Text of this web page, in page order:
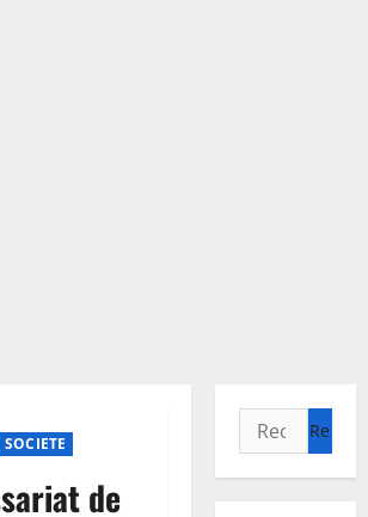
SOCIETE
de
Rechercher :